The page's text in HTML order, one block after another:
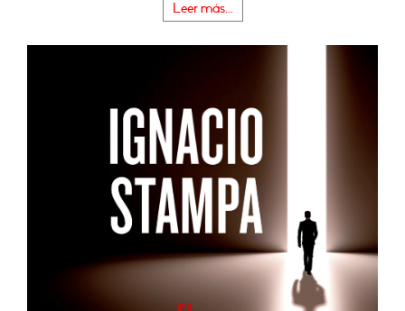
Leer más...